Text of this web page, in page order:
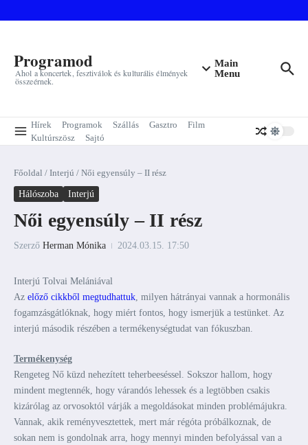
Programod
Ahol a koncertek, fesztiválok és kulturális élmények
összeérnek.
Main
Menu
Hírek Programok Szállás Gasztro
Film
Kultúrszösz
Sajtó
Főoldal / Interjú / Női egyensúly – II rész
Hálószoba Interjú
Női egyensúly – II rész
Szerző Herman Mónika 2024.03.15. 17:50
Interjú Tolvai Melániával
Az előző cikkből megtudhattuk, milyen hátrányai vannak a hormonális
fogamzásgátlóknak, hogy miért fontos, hogy ismerjük a testünket. Az
interjú második részében a termékenységtudat van fókuszban.
Termékenység
Rengeteg Nő küzd nehezített teherbeeséssel. Sokszor hallom, hogy
mindent megtennék, hogy várandós lehessek és a legtöbben csakis
kizárólag az orvosoktól várják a megoldásokat minden problémájukra.
Vannak, akik reményvesztettek, mert már régóta próbálkoznak, de
sokan nem is gondolnak arra, hogy mennyi minden befolyással van a